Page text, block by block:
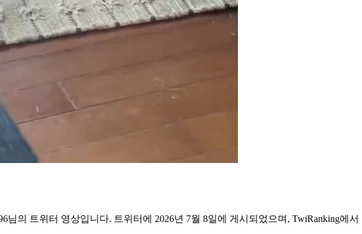
님의 트위터 영상입니다. 트위터에 2026년 7월 8일에 게시되었으며, TwiRanking에서